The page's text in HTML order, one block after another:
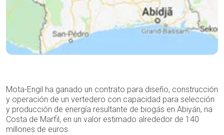
Mota-Engil ha ganado un contrato para diseño, construcción
y operación de un vertedero con capacidad para selección
y producción de energía resultante de biogás en Abiyán, na
Costa de Marfil, en un valor estimado alrededor de 140
millones de euros.